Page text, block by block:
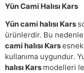
Yün Cami Halısı Kars
Yün cami halısı Kars
ürünlerdir. Bu
cami halısı Kars
kullanıma uygundur.
halısı Kars modelleri